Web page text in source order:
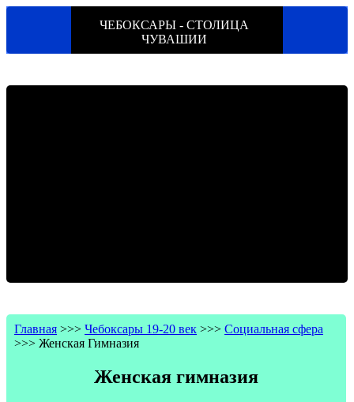
ЧЕБОКСАРЫ - СТОЛИЦА
ЧУВАШИИ
Главная >>> Чебоксары 19-20 век >>> Социальная сфера
>>> Женская Гимназия
Женская гимназия